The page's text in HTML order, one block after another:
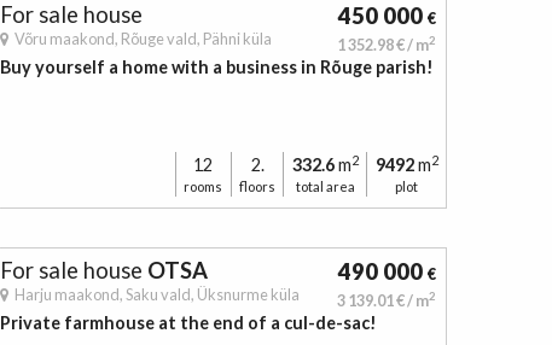
450 000 €
1 352.98 € / m2
For sale house
Võru maakond, Rõuge vald, Pähni küla
Buy yourself a home with a business in Rõuge parish!
12
rooms
2.
floors
332.6m2
total area
9492m2
plot
490 000 €
3 139.01 € / m2
For sale house OTSA
Harju maakond,Saku vald, Üksnurme küla
Private farmhouse at the end of a cul-de-sac!